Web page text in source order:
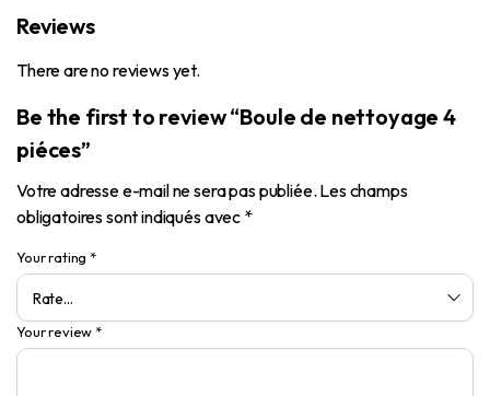
Reviews
There are no reviews yet.
Be the first to review “Boule de nettoyage 4
piéces”
Votre adresse e-mail ne sera pas publiée. Les champs
obligatoires sont indiqués avec *
Your rating *
Your review *